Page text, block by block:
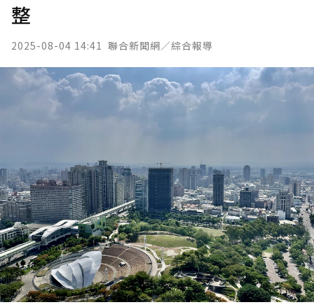
整
2025-08-04 14:41 聯合新聞網／綜合報導